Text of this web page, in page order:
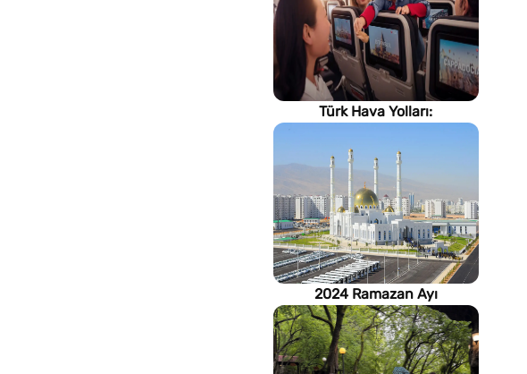
Türk Hava Yolları:
2024 Ramazan Ayı
imsakiyesi (Türkmenistan)